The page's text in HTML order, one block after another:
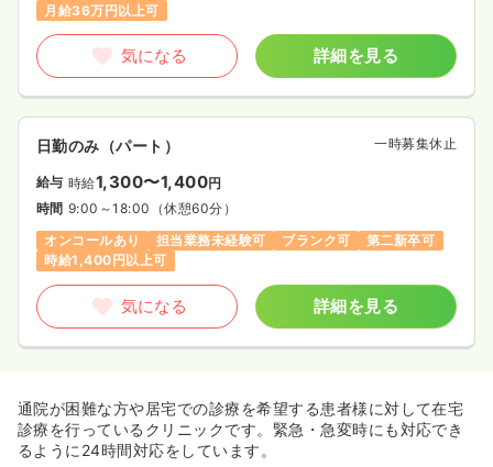
月給36万円以上可
気になる 詳細を見る
日勤のみ（パート） 一時募集休止
給与 時給1,300〜1,400円
時間 9:00～18:00 （休憩60分）
オンコールあり
担当業務未経験可 ブランク可
第二新卒可
時給1,400円以上可
気になる 詳細を見る
通院が困難な方や居宅での診療を希望する患者様に対して在宅
診療を行っているクリニックです。緊急・急変時にも対応でき
るように24時間対応をしています。